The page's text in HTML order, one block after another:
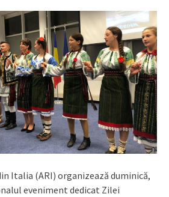
Italia (ARI) organizează duminică,
eveniment dedicat Zilei